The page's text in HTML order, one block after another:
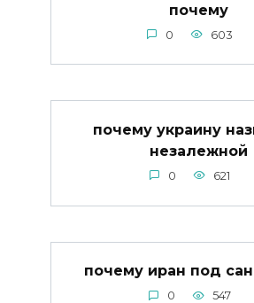
почему
0 603
почему украину
незалежной
0 621
почему иран под
0 547